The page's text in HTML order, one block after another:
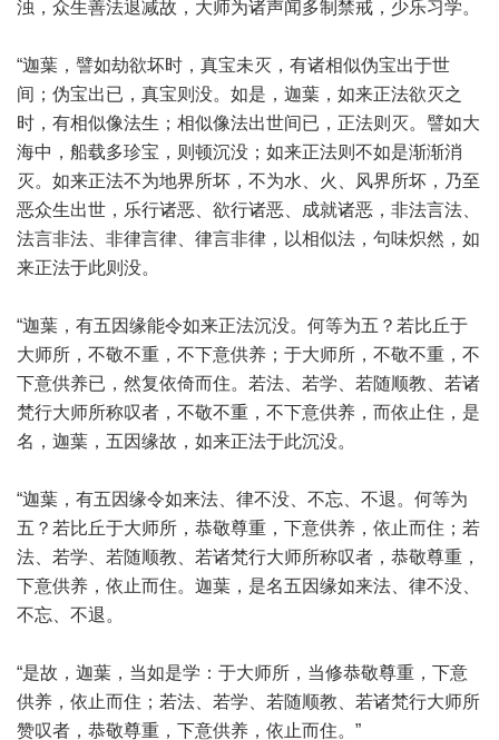
浊，众生善法退减故，大师为诸声闻多制禁戒，少乐习学。
“迦葉，譬如劫欲坏时，真宝未灭，有诸相似伪宝出于世
间；伪宝出已，真宝则没。如是，迦葉，如来正法欲灭之
时，有相似像法生；相似像法出世间已，正法则灭。譬如大
海中，船载多珍宝，则顿沉没；如来正法则不如是渐渐消
灭。如来正法不为地界所坏，不为水、火、风界所坏，乃至
恶众生出世，乐行诸恶、欲行诸恶、成就诸恶，非法言法、
法言非法、非律言律、律言非律，以相似法，句味炽然，如
来正法于此则没。
“迦葉，有五因缘能令如来正法沉没。何等为五？若比丘于
大师所，不敬不重，不下意供养；于大师所，不敬不重，不
下意供养已，然复依倚而住。若法、若学、若随顺教、若诸
梵行大师所称叹者，不敬不重，不下意供养，而依止住，是
名，迦葉，五因缘故，如来正法于此沉没。
“迦葉，有五因缘令如来法、律不没、不忘、不退。何等为
五？若比丘于大师所，恭敬尊重，下意供养，依止而住；若
法、若学、若随顺教、若诸梵行大师所称叹者，恭敬尊重，
下意供养，依止而住。迦葉，是名五因缘如来法、律不没、
不忘、不退。
“是故，迦葉，当如是学：于大师所，当修恭敬尊重，下意
供养，依止而住；若法、若学、若随顺教、若诸梵行大师所
赞叹者，恭敬尊重，下意供养，依止而住。”